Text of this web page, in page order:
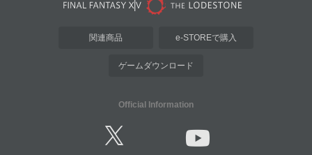
関連商品 e-STOREで購入
ゲームダウンロード
Official Information